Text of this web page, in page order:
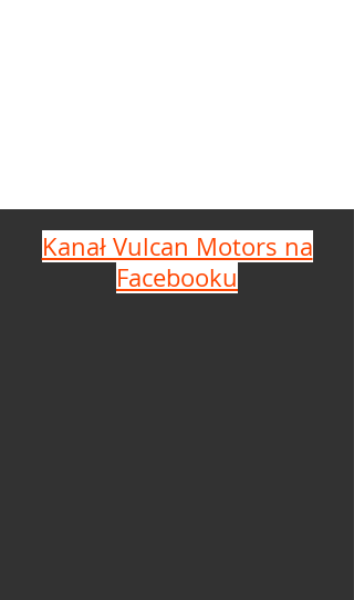
Kanał Vulcan Motors na
Facebooku